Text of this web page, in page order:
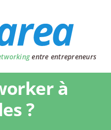
entre entrepreneurs
à
?